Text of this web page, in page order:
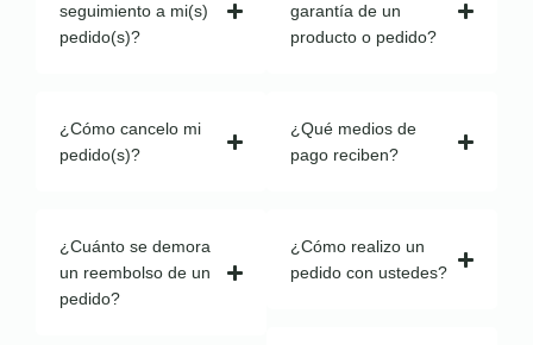
seguimiento a mi(s)
pedido(s)?
¿Cómo cancelo mi
pedido(s)?
¿Cuánto se demora
un reembolso de un
pedido?
garantía de un
producto o pedido?
¿Qué medios de
pago reciben?
¿Cómo realizo un
pedido con ustedes?